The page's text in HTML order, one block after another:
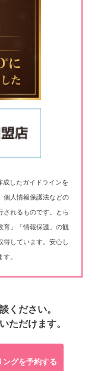
したガイドラインを
個人情報保護法などの
されるものです。とら
育」「情報保護」の観
得しています。安心し
。
ください。
ただけます。
ングを予約する